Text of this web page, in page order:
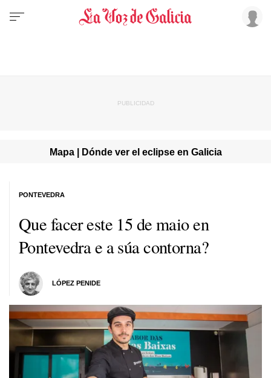
Mapa | Dónde ver el eclipse en Galicia
Que facer este 15 de maio en
Pontevedra e a súa contorna?
LÓPEZ PENIDE
PONTEVEDRA